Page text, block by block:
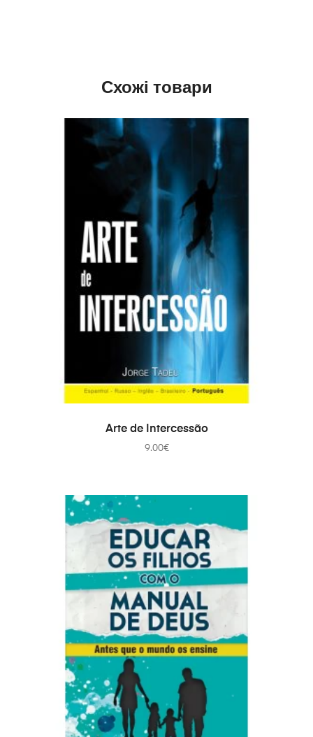
Схожі товари
ДОДАТИ В КОШИК
Arte de Intercessão
9.00€